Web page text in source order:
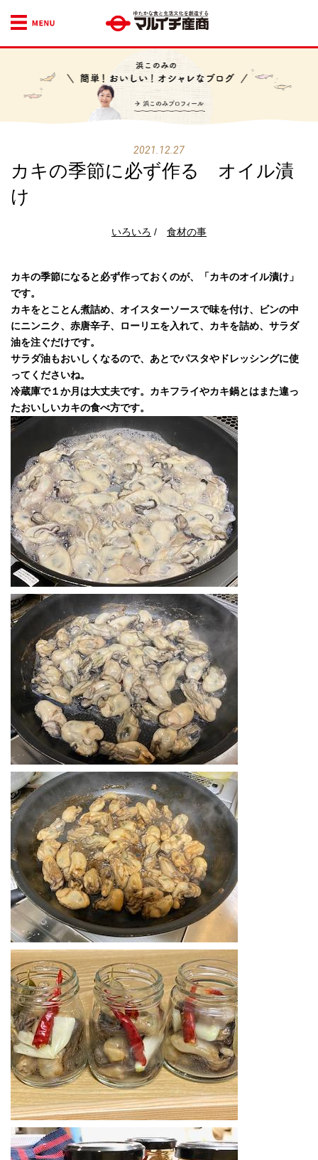
2021.12.27
カキの季節に必ず作る オイル漬
け
いろいろ / 食材の事
カキの季節になると必ず作っておくのが、「カキのオイル漬け」
です。
カキをとことん煮詰め、オイスターソースで味を付け、ビンの中
にニンニク、赤唐辛子、ローリエを入れて、カキを詰め、サラダ
油を注ぐだけです。
サラダ油もおいしくなるので、あとでパスタやドレッシングに使
ってくださいね。
冷蔵庫で１か月は大丈夫です。カキフライやカキ鍋とはまた違っ
たおいしいカキの食べ方です。